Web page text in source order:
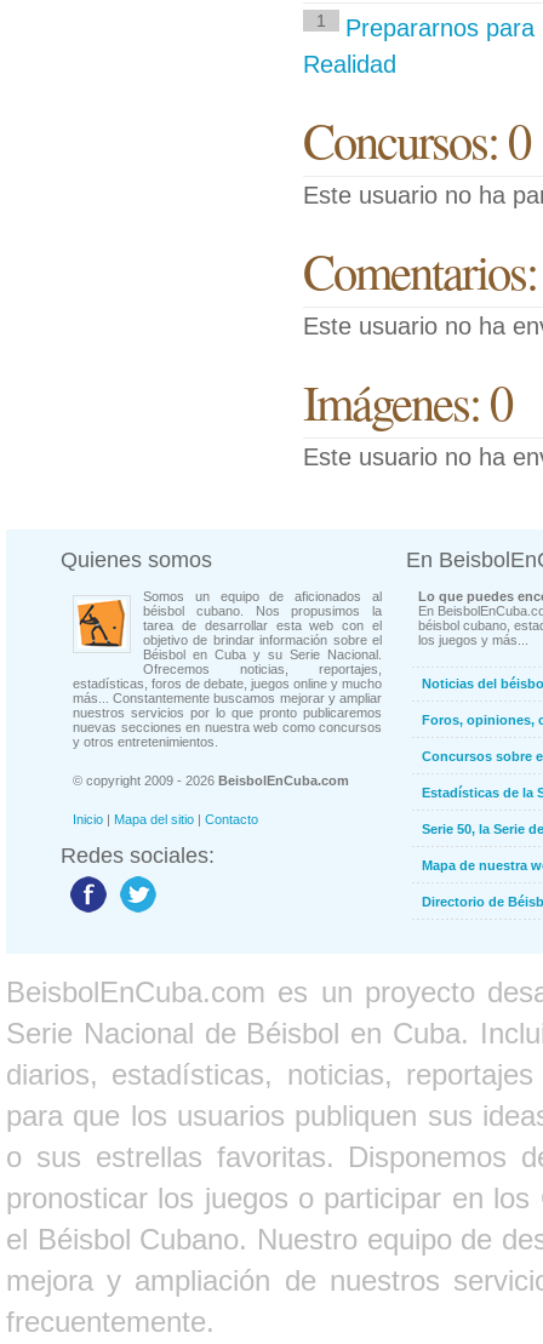
1
Prepararnos
Realidad
Concursos: 0
Este usuario no ha
Este usuario no ha
Imágenes: 0
Este usuario no ha
Quienes somos
Somos un equipo de aficionados al
béisbol cubano. Nos propusimos la
tarea de desarrollar esta web con el
objetivo de brindar información sobre el
Béisbol en Cuba y su Serie Nacional.
Ofrecemos noticias, reportajes,
estadísticas, foros de debate, juegos online y mucho
más... Constantemente buscamos mejorar y ampliar
nuestros servicios por lo que pronto publicaremos
nuevas secciones en nuestra web como concursos
y otros entretenimientos.
© copyright 2009 - 2026 BeisbolEnCuba.com
Inicio | Mapa del sitio | Contacto
Redes sociales:
En
Lo que puedes
En
béisbol cubano,
los juegos y más...
Noticias del
Foros, opiniones,
Concursos sobre
Estadísticas de la
Serie 50, la Serie
Mapa de nuestra
Directorio de
BeisbolEnCuba.com es un proyecto
Serie Nacional de Béisbol en Cuba.
diarios, estadísticas, noticias,
para que los usuarios publiquen sus
o sus estrellas favoritas. Disponemos
pronosticar los juegos o participar en
el Béisbol Cubano. Nuestro equipo de
mejora y ampliación de nuestros
frecuentemente.